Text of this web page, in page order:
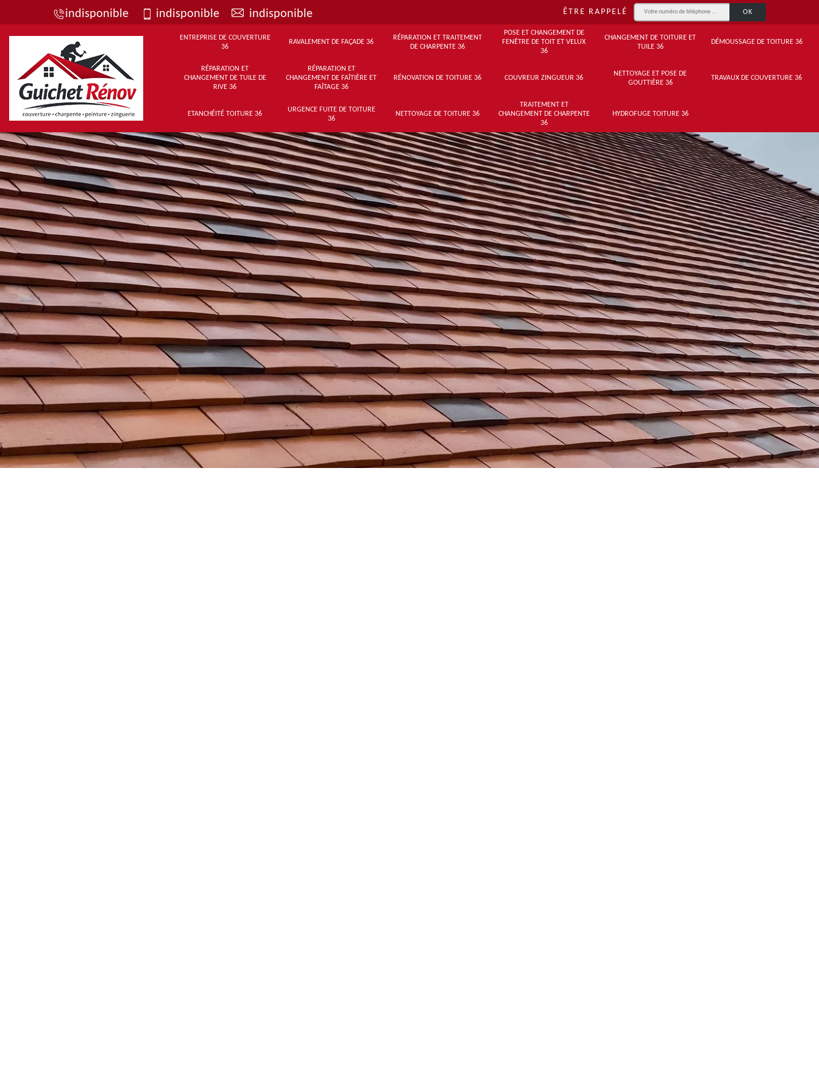
indisponible indisponible indisponible ÊTRE RAPPELÉ
ENTREPRISE DE COUVERTURE
36
RAVALEMENT DE FAÇADE 36
RÉPARATION ET TRAITEMENT
DE CHARPENTE 36
POSE ET CHANGEMENT DE
FENÊTRE DE TOIT ET VELUX
36
CHANGEMENT DE TOITURE ET
TUILE 36
DÉMOUSSAGE DE TOITURE 36
RÉPARATION ET
CHANGEMENT DE TUILE DE
RIVE 36
RÉPARATION ET
CHANGEMENT DE FAÎTIÈRE ET
FAÎTAGE 36
RÉNOVATION DE TOITURE 36 COUVREUR ZINGUEUR 36
NETTOYAGE ET POSE DE
GOUTTIÈRE 36
TRAVAUX DE COUVERTURE 36
ETANCHÉITÉ TOITURE 36
URGENCE FUITE DE TOITURE
36
NETTOYAGE DE TOITURE 36
TRAITEMENT ET
CHANGEMENT DE CHARPENTE
36
HYDROFUGE TOITURE 36